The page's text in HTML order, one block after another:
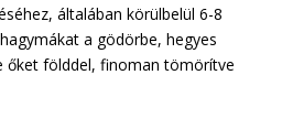
általában körülbelül 6-8
a gödörbe, hegyes
őket földdel, finoman tömörítve